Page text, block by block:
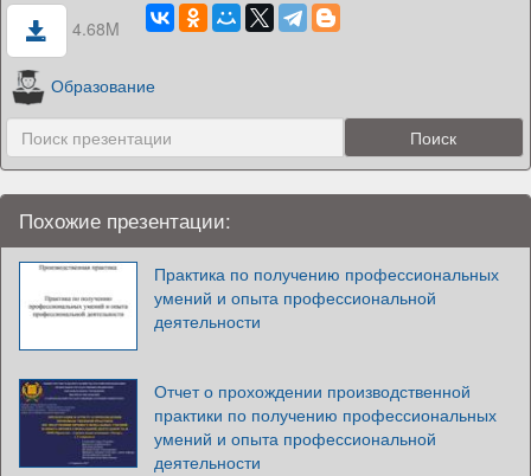
4.68M
Образование
Похожие презентации:
Практика по получению профессиональных
умений и опыта профессиональной
деятельности
Отчет о прохождении производственной
практики по получению профессиональных
умений и опыта профессиональной
деятельности